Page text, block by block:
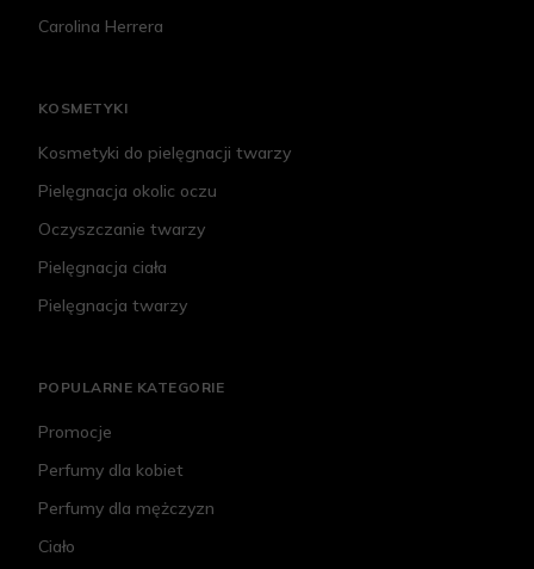
Carolina Herrera
KOSMETYKI
Kosmetyki do pielęgnacji twarzy
Pielęgnacja okolic oczu
Oczyszczanie twarzy
Pielęgnacja ciała
Pielęgnacja twarzy
POPULARNE KATEGORIE
Promocje
Perfumy dla kobiet
Perfumy dla mężczyzn
Ciało